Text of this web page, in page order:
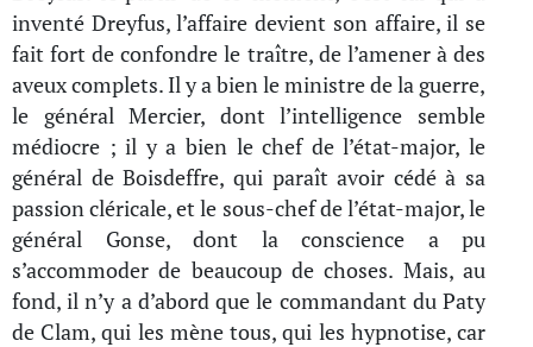
inventé Dreyfus, l’affaire devient son affaire, il se
fait fort de confondre le traître, de l’amener à des
aveux complets. Il y a bien le ministre de la guerre,
le général Mercier, dont l’intelligence semble
médiocre ; il y a bien le chef de l’état-major, le
général de Boisdeffre, qui paraît avoir cédé à sa
passion cléricale, et le sous-chef de l’état-major, le
général Gonse, dont la conscience a pu
s’accommoder de beaucoup de choses. Mais, au
fond, il n’y a d’abord que le commandant du Paty
de Clam, qui les mène tous, qui les hypnotise, car